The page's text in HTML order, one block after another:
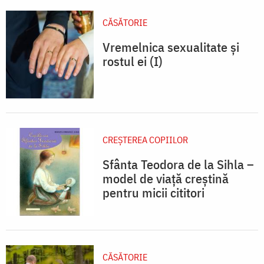
CĂSĂTORIE
Vremelnica sexualitate și
rostul ei (I)
CREŞTEREA COPIILOR
Sfânta Teodora de la Sihla –
model de viaţă creştină
pentru micii cititori
CĂSĂTORIE